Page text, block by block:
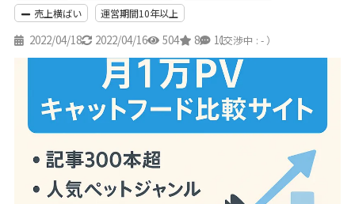
売上横ばい
運営期間10年以上
2022/04/18 2022/04/16 504 8 11
（交渉中 : - ）